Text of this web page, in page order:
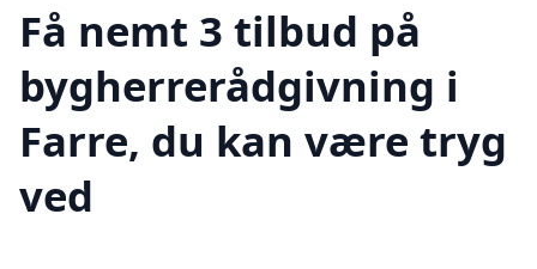
Få nemt 3 tilbud på
bygherrerådgivning i
Farre, du kan være tryg
ved